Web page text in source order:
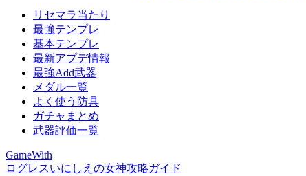
リセマラ当たり
最強テンプレ
基本テンプレ
最新アプデ情報
最強Add武器
メダル一覧
よく使う防具
ガチャまとめ
武器評価一覧
GameWith
ログレスいにしえの女神攻略ガイド